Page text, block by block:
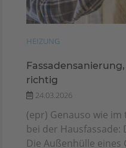
HEIZUNG
richtig
24.03.2026
(epr) Genauso wie
bei der Hausfassade:
Die Außenhülle eines